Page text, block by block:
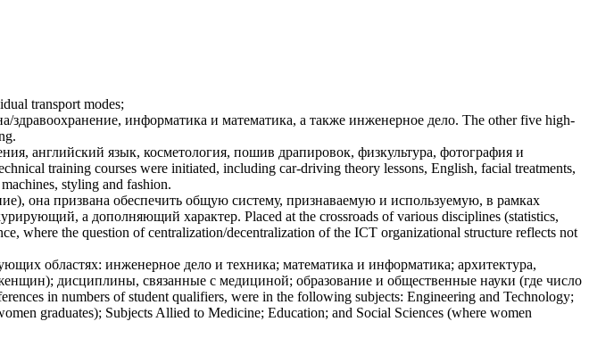
transport modes;
здравоохранение, информатика и математика, а также инженерное дело. The other five high-
английский язык, косметология, пошив драпировок, физкультура, фотография и
training courses were initiated, including car-driving theory lessons, English, facial treatments,
styling and fashion.
она призвана обеспечить общую систему, признаваемую и используемую, в рамках
а дополняющий характер. Placed at the crossroads of various disciplines (statistics,
where the question of centralization/decentralization of the ICT organizational structure reflects not
областях: инженерное дело и техника; математика и информатика; архитектура,
дисциплины, связанные с медициной; образование и общественные науки (где число
in numbers of student qualifiers, were in the following subjects: Engineering and Technology;
graduates); Subjects Allied to Medicine; Education; and Social Sciences (where women